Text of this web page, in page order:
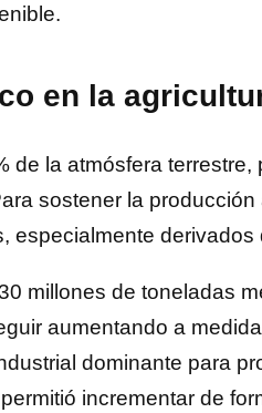
en la
de la atmósfera
sostener la
especialmente derivados
millones de toneladas
aumentando a
dominante para
incrementar de